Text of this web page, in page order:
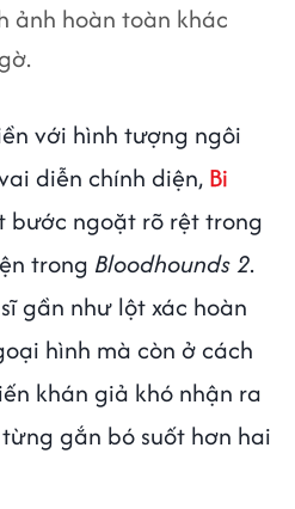
ảnh hoàn toàn khác
với hình tượng ngôi
diễn chính diện, Bi
bước ngoặt rõ rệt trong
trong Bloodhounds 2.
gần như lột xác hoàn
hình mà còn ở cách
khán giả khó nhận ra
gắn bó suốt hơn hai